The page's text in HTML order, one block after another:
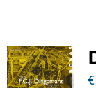
€